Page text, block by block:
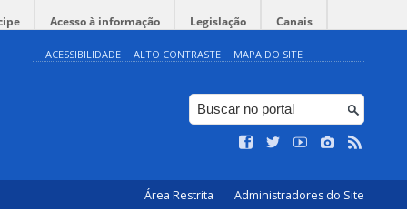
Acesso à informação Legislação Canais
ACESSIBILIDADE ALTO CONTRASTE MAPA DO SITE
Área Restrita Administradores do Site